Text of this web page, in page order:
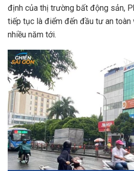
định của thị trường bất động sản,
tiếp tục là điểm đến đầu tư an toàn
nhiều năm tới.